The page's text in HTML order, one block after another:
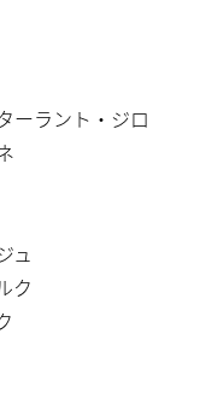
ーラント・ジロ
ュ
ク